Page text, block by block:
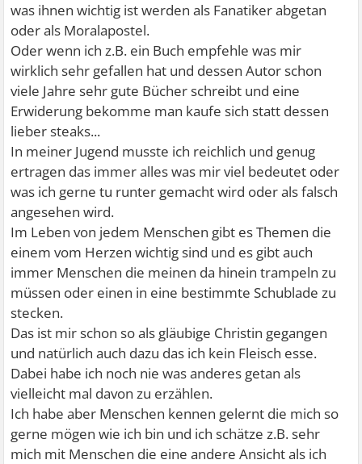
was ihnen wichtig ist werden als Fanatiker abgetan
oder als Moralapostel.
Oder wenn ich z.B. ein Buch empfehle was mir
wirklich sehr gefallen hat und dessen Autor schon
viele Jahre sehr gute Bücher schreibt und eine
Erwiderung bekomme man kaufe sich statt dessen
lieber steaks...
In meiner Jugend musste ich reichlich und genug
ertragen das immer alles was mir viel bedeutet oder
was ich gerne tu runter gemacht wird oder als falsch
angesehen wird.
Im Leben von jedem Menschen gibt es Themen die
einem vom Herzen wichtig sind und es gibt auch
immer Menschen die meinen da hinein trampeln zu
müssen oder einen in eine bestimmte Schublade zu
stecken.
Das ist mir schon so als gläubige Christin gegangen
und natürlich auch dazu das ich kein Fleisch esse.
Dabei habe ich noch nie was anderes getan als
vielleicht mal davon zu erzählen.
Ich habe aber Menschen kennen gelernt die mich so
gerne mögen wie ich bin und ich schätze z.B. sehr
mich mit Menschen die eine andere Ansicht als ich